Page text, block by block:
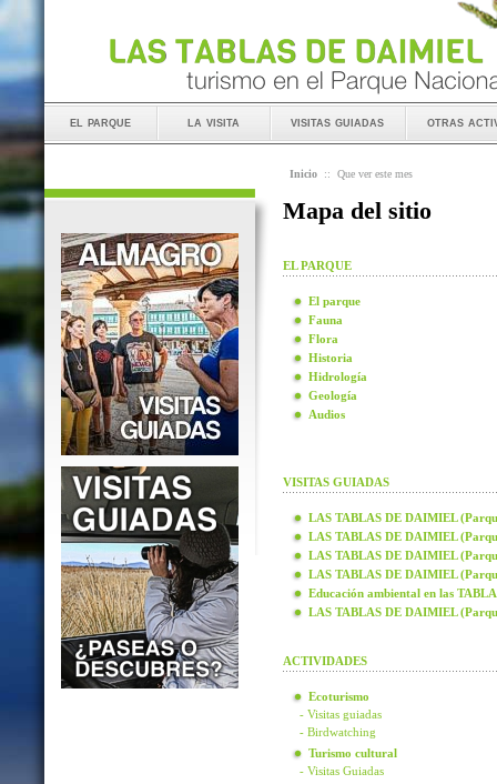
el parque la visita visitas guiadas otras
Inicio :: Que ver este mes
Mapa del sitio
EL PARQUE
El parque
Fauna
Flora
Historia
Hidrología
Geología
Audios
VISITAS GUIADAS
LAS TABLAS DE DAIMIEL
LAS TABLAS DE DAIMIEL
LAS TABLAS DE DAIMIEL
LAS TABLAS DE DAIMIEL
Educación ambiental en las
LAS TABLAS DE DAIMIEL
ACTIVIDADES
Ecoturismo
- Visitas guiadas
- Birdwatching
Turismo cultural
- Visitas Guiadas